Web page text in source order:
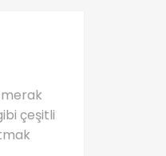
çeşitli